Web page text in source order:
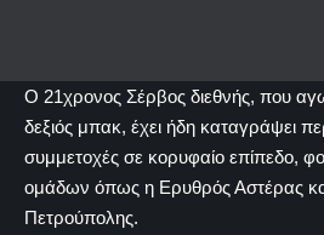
Ο 21χρονος Σέρβος διεθνής, που
δεξιός μπακ, έχει ήδη καταγράψει
συμμετοχές σε κορυφαίο επίπεδο,
ομάδων όπως η Ερυθρός Αστέρας
Πετρούπολης.